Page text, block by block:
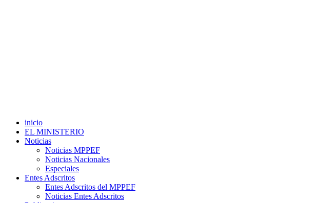
inicio
EL MINISTERIO
Noticias
Noticias MPPEF
Noticias Nacionales
Especiales
Entes Adscritos
Entes Adscritos del MPPEF
Noticias Entes Adscritos